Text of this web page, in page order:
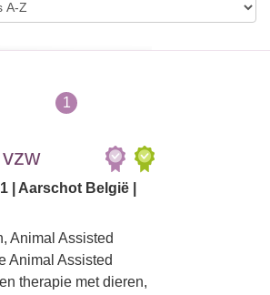
1
| Aarschot België |
Animal Assisted
Animal Assisted
therapie met dieren,